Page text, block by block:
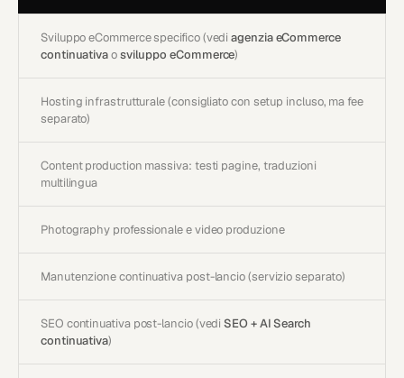
Sviluppo eCommerce specifico (vediagenzia eCommerce
continuativaosviluppo eCommerce)
Hosting infrastrutturale (consigliato con setup incluso, ma fee
separato)
Content production massiva: testi pagine, traduzioni
multilingua
Photography professionale e video produzione
Manutenzione continuativa post-lancio (servizio separato)
SEO continuativa post-lancio (vediSEO + AI Search
continuativa)